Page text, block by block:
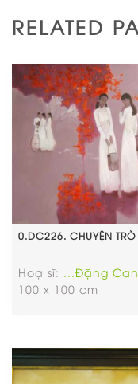
RELATED
0.DC226. CHUYỆN TRÒ
Hoạ sĩ: ...Đặng
100 x 100 cm